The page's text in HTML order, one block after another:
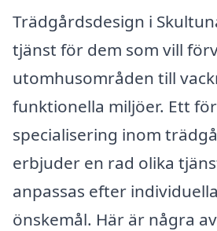
Trädgårdsdesign i
tjänst för dem som vill
utomhusområden till
funktionella miljöer. Ett
specialisering inom
erbjuder en rad olika
anpassas efter
önskemål. Här är några